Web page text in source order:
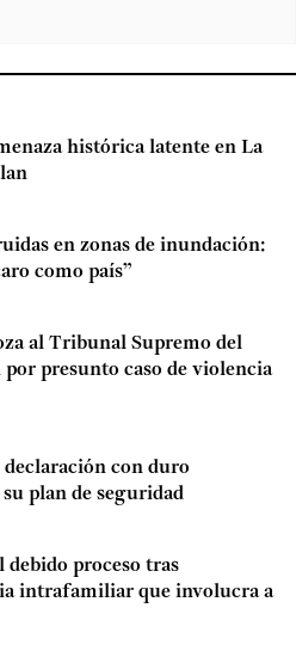
histórica latente en La
en zonas de inundación:
como país”
al Tribunal Supremo del
presunto caso de violencia
declaración con duro
plan de seguridad
debido proceso tras
intrafamiliar que involucra a